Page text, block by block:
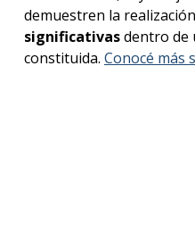
demuestren la
significativasdentro de
constituida. Conocé más